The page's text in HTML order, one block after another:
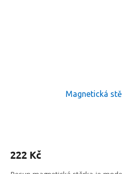
Magnetická
222 Kč